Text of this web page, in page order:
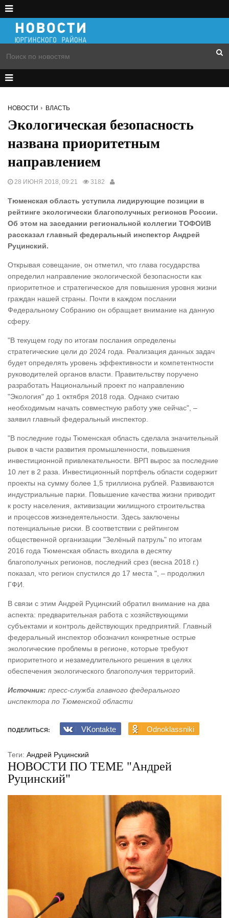
НОВОСТИ ВЛАСТЬ
Экологическая безопасность
названа приоритетным
направлением
28 ИЮНЯ 2018, 09:21 3182
Тюменская область уступила лидирующие позиции в
рейтинге экологически благополучных регионов России.
Об этом на заседании региональной коллегии ТОФОИВ
рассказал главный федеральный инспектор Андрей
Руцинский.
Открывая совещание, он отметил, что глава государства
определил направление экологической безопасности как
приоритетное и стратегическое для повышения уровня жизни
граждан нашей страны. Почти в каждом послании
Федеральному Собранию он обращает внимание на данную
сферу.
"В текущем году по итогам послания определены
стратегические цели до 2024 года. Реализация данных задач
будет определять уровень эффективности и компетентности
руководителей органов власти. Правительству поручено
разработать Национальный проект по направлению
"Экология" до 1 октября 2018 года. Однако считаю
необходимым начать совместную работу уже сейчас", –
заявил главный федеральный инспектор.
"В последние годы Тюменская область сделала значительный
рывок в части развития промышленности, повышения
инвестиционной привлекательности. ВРП вырос за последние
10 лет в 2 раза. Инвестиционный портфель области содержит
проекты на сумму более 1,5 триллиона рублей. Развиваются
индустриальные парки. Повышение качества жизни приводит
к росту населения, активизации жилищного строительства
и процессов жизнедеятельности. Здесь заключены
потенциальные риски. В соответствии с рейтингом
общественной организации "Зелёный патруль" по итогам
2016 года Тюменская область входила в десятку
благополучных регионов, последний срез (весна 2018 г.)
показал, что регион спустился до 17 места ", – продолжил
ГФИ.
В связи с этим Андрей Руцинский обратил внимание на два
аспекта: предварительная работа с хозяйствующими
субъектами и контроль действующих предприятий. Главный
федеральный инспектор обозначил конкретные острые
экологические проблемы в регионе, которые требуют
приоритетного и незамедлительного решения в целях
обеспечения экологического благополучия территорий.
Источник: пресс-служба главного федерального
инспектора по Тюменской области
ПОДЕЛИТЬСЯ: VKontakte Odnoklassniki
Теги: Андрей Руцинский
НОВОСТИ ПО ТЕМЕ "Андрей
Руцинский"